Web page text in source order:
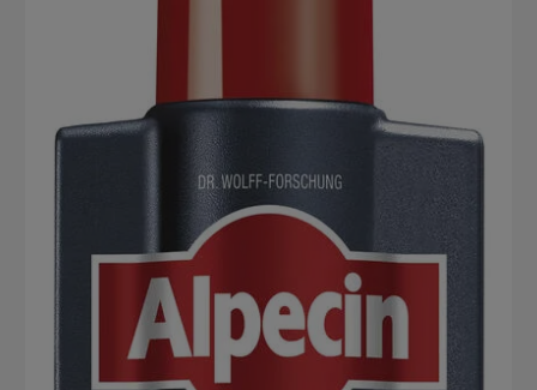
Werden diese Produkte dann in der Curly Girl Methode angewandt,
bekommen die Locken schöne Sprungkraft und Definition. Dabei
werden die Haare zuerst mit einem milden Shampoo oder einem
Cleansing Conditioner gewaschen und dann mit einem Conditioner
gepflegt. Gekämmt werden die Locken nur während der Einwirkzeit
Einsatz. An dieser Stelle der Curly Girl Methode eignet sich
Kevin.Murphy Killer.Curls sehr gut. Am Ende werden die Haare in
ein Baumwoll-Shirt gewickelt, welches am Kopf bleibt bis die Haare